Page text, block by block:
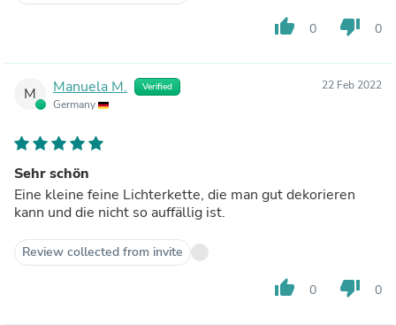
thumb_up 0 thumb_down 0
M Manuela M. Verified
Germany
22 Feb 2022
Sehr schön
Eine kleine feine Lichterkette, die man gut dekorieren
kann und die nicht so auffällig ist.
Review collected from invite
thumb_up 0 thumb_down 0